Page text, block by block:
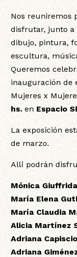
Nos reuniremos
disfrutar, junto a
dibujo, pintura,
escultura,
Queremos
inauguración de
Mujeres x
hs. en Espacio
La exposición
de marzo.
Allí podrán
Mónica Giuffrida
María Elena
María Claudia
Alicia Martínez
Adriana
Adriana